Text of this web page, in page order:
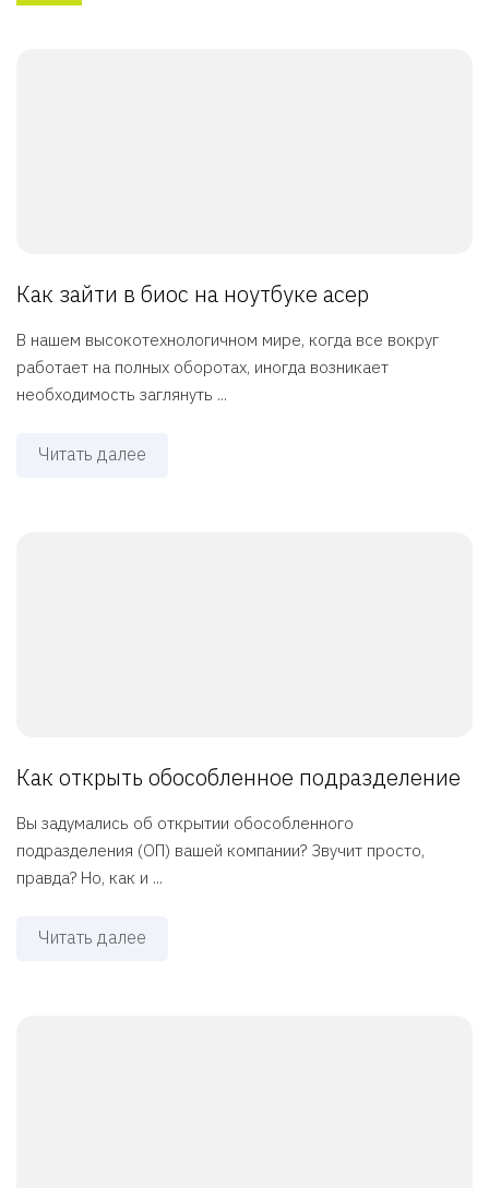
Как зайти в биос на ноутбуке асер
В нашем высокотехнологичном мире, когда все вокруг
работает на полных оборотах, иногда возникает
необходимость заглянуть ...
Читать далее
Как открыть обособленное подразделение
Вы задумались об открытии обособленного
подразделения (ОП) вашей компании? Звучит просто,
правда? Но, как и ...
Читать далее